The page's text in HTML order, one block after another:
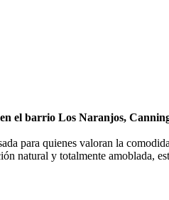
el barrio Los Naranjos,
para quienes valoran la
natural y totalmente amoblada,